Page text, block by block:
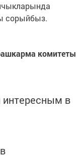
сорыйбыз.
комитеты
в